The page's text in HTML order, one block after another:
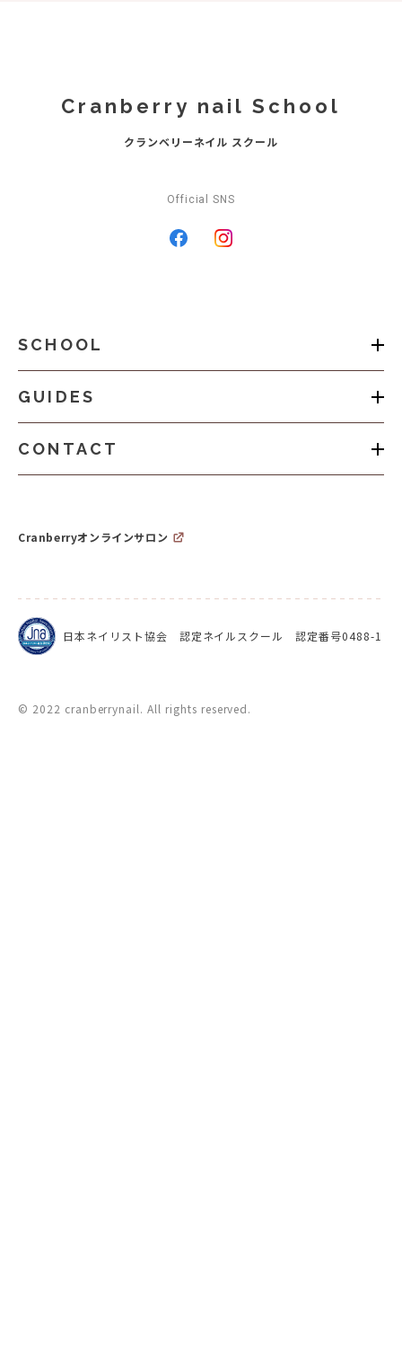
Cranberry nail School
クランベリーネイル スクール
Official SNS
SCHOOL
GUIDES
CONTACT
Cranberryオンラインサロン
© 2022 cranberrynail. All rights reserved.
日本ネイリスト協会 認定ネイルスクール 認定番号0488-1